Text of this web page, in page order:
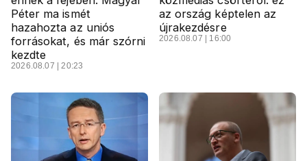
Péter ma ismét
hazahozta az uniós
forrásokat, és már szórni
kezdte
2026.08.07 | 20:23
az ország képtelen az
újrakezdésre
2026.08.07 | 16:00